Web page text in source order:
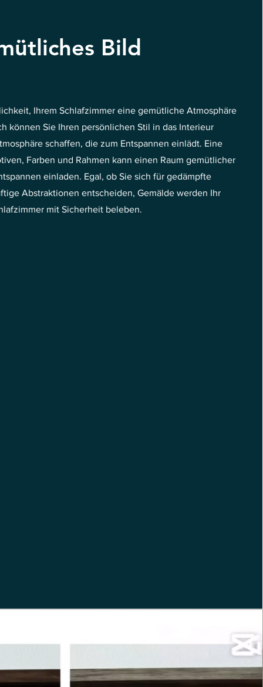
Bild
Ihrem Schlafzimmer eine gemütliche Atmosphäre
können Sie Ihren persönlichen Stil in das Interieur
schaffen, die zum Entspannen einlädt. Eine
Farben und Rahmen kann einen Raum gemütlicher
einladen. Egal, ob Sie sich für gedämpfte
Abstraktionen entscheiden, Gemälde werden Ihr
mit Sicherheit beleben.